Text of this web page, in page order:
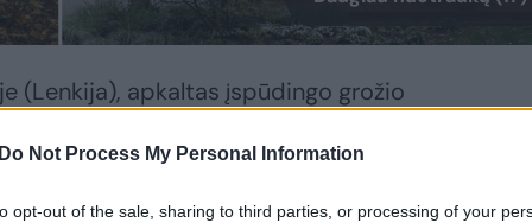
Do Not Process My Personal Information
opt-out of the sale, sharing to third parties, or processing of your
(Lenkija), apkaltas įspūdingo grožio
kurios čia itin dera.
medžių ir sudaro saugią anklavą